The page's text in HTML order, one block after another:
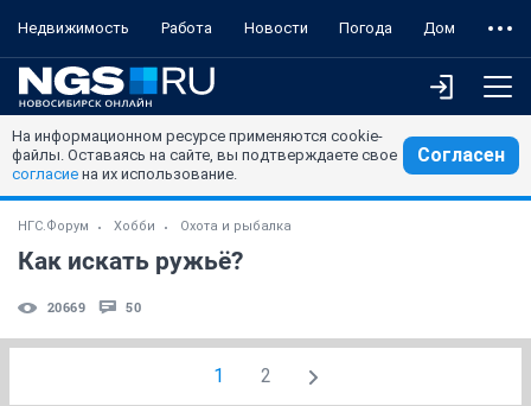
Недвижимость Работа Новости Погода Дом
На информационном ресурсе применяются cookie-
файлы. Оставаясь на сайте, вы подтверждаете свое
согласие на их использование.
Согласен
НГС.Форум Хобби Охота и рыбалка
Как искать ружьё?
20669 50
1 2